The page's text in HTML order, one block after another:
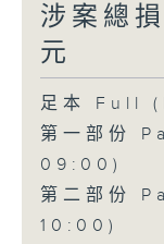
涉案總
元
足本 Full
第一部份
09:00)
第二部份
10:00)